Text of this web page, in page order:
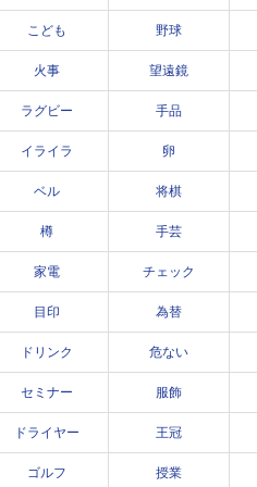
こども 野球
火事 望遠鏡
ラグビー 手品
イライラ 卵
ベル 将棋
樽 手芸
家電 チェック
目印 為替
ドリンク 危ない
セミナー 服飾
ドライヤー 王冠
ゴルフ 授業